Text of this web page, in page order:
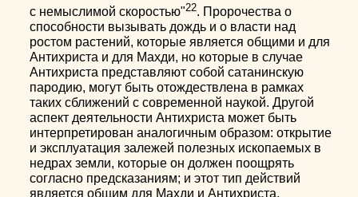
с немыслимой скоростью"22. Пророчества о
способности вызывать дождь и о власти над
ростом растений, которые является общими и для
Антихриста и для Махди, но которые в случае
Антихриста представляют собой сатанинскую
пародию, могут быть отождествлена в рамках
таких сближений с современной наукой. Другой
аспект деятельности Антихриста может быть
интерпретирован аналогичным образом: открытие
и эксплуатация залежей полезных ископаемых в
недрах земли, которые он должен поощрять
согласно предсказаниям; и этот тип действий
является общим для Махди и Антихриста.